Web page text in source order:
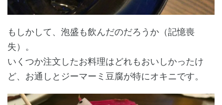
もしかして、泡盛も飲んだのだろうか（記憶喪
失）。
いくつか注文したお料理はどれもおいしかったけ
ど、お通しとジーマーミ豆腐が特にオキニです。